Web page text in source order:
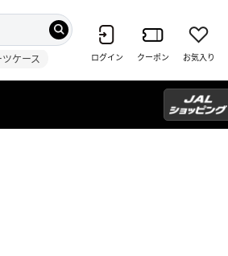
ケース ログイン クーポン お気入り